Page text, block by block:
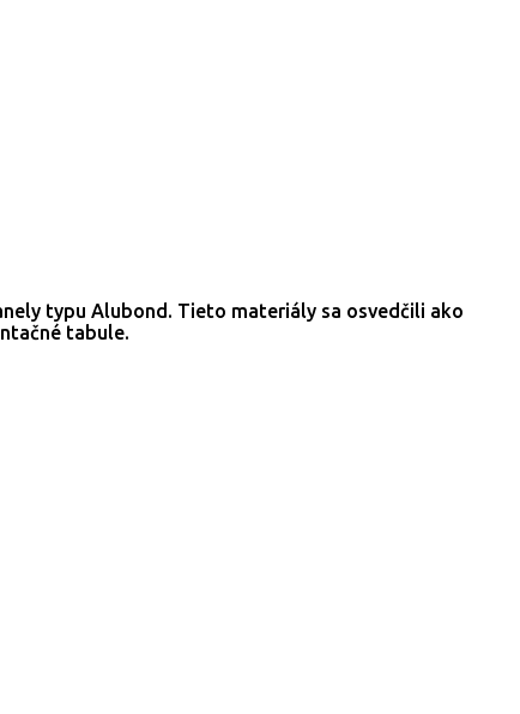
typu Alubond. Tieto materiály sa osvedčili ako
tabule.